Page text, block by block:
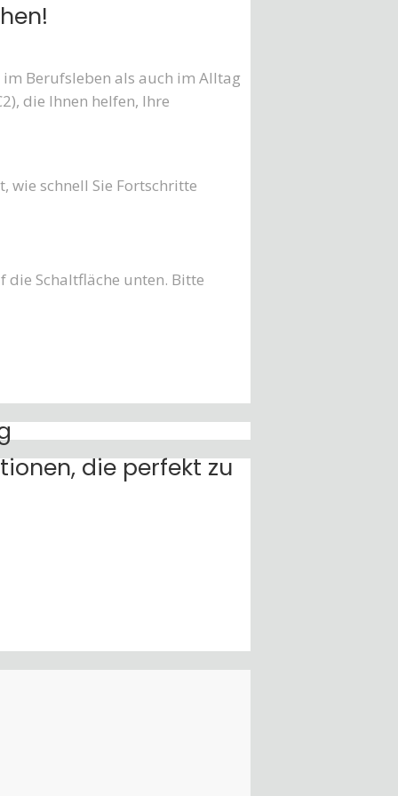
im Berufsleben als auch im Alltag
die Ihnen helfen, Ihre
wie schnell Sie Fortschritte
die Schaltfläche unten. Bitte
die perfekt zu